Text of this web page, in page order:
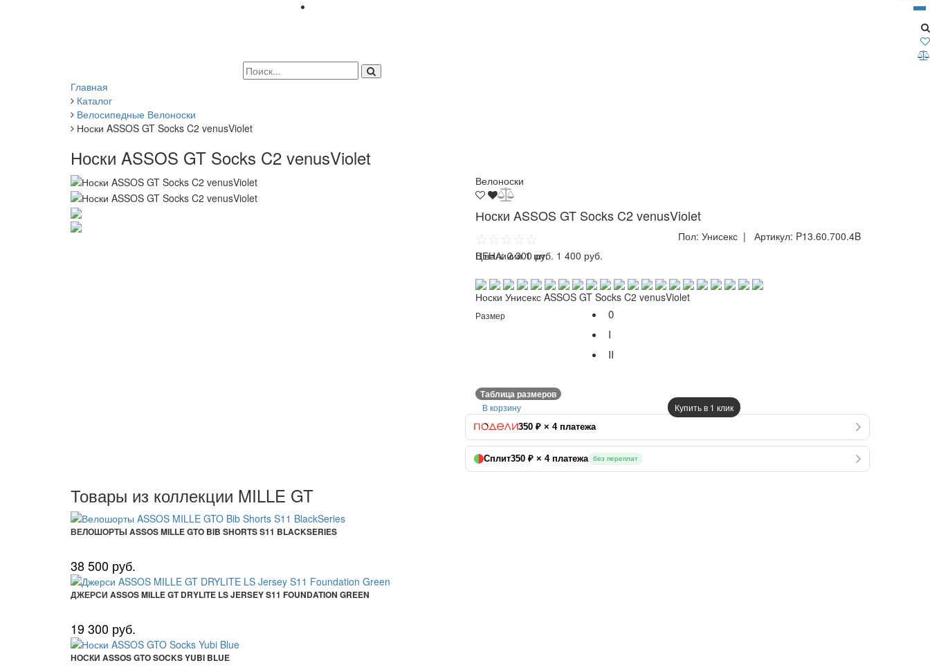
Главная
Каталог
Велосипедные Велоноски
Носки ASSOS GT Socks C2 venusViolet
Носки ASSOS GT Socks C2 venusViolet
Велоноски
Носки ASSOS GT Socks C2 venusViolet
☆☆☆☆☆ Пол: Унисекс| Артикул: P13.60.700.4B
ЦЕНА:2 300 руб. 1 400 руб.
В наличии 1 шт.
Носки Унисекс ASSOS GT Socks C2 venusViolet
Размер
0
I
II
Таблица размеров
В корзину Купить в 1 клик
350 ₽ × 4 платежа
Сплит350 ₽ × 4 платежа без переплат
Товары из коллекции MILLE GT
ВЕЛОШОРТЫ ASSOS MILLE GTO BIB SHORTS S11 BLACKSERIES
38 500 руб.
ДЖЕРСИ ASSOS MILLE GT DRYLITE LS JERSEY S11 FOUNDATION GREEN
19 300 руб.
НОСКИ ASSOS GTO SOCKS YUBI BLUE